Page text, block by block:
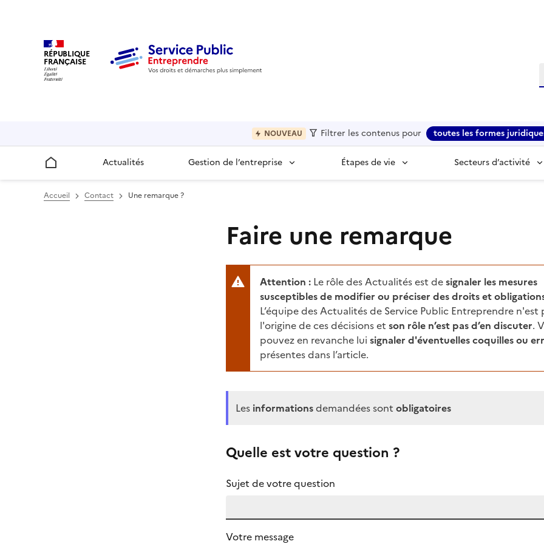
RÉPUBLIQUE
FRANÇAISE
NOUVEAU Filtrer les contenus pour toutes les formes
Accueil Actualités Gestion de l’entreprise Étapes de vie Secteurs d’activité
Accueil Contact Une remarque ?
Faire une remarque
Attention : Le rôle des Actualités est designaler les mesures
susceptibles de modifier ou préciser des droits et
L’équipe des Actualités de Service Public Entreprendre n'est
l'origine de ces décisions et son rôle n’est pas d’en discuter.
pouvez en revanche lui signaler d'éventuelles coquilles ou
présentes dans l’article.
Les informationsdemandées sont obligatoires
Quelle est votre question ?
Sujet de votre question
Votre message